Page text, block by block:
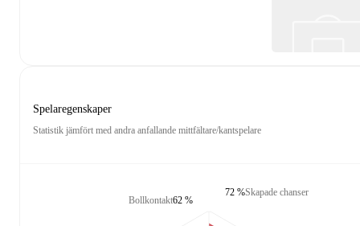
Spelaregenskaper
Statistik jämfört med andra anfallande mittfältare/kantspelare
Bollkontakt62 %
Skapade chanser
72 %